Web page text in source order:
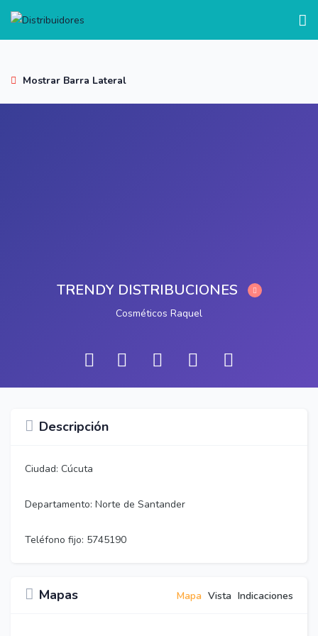
test
Mostrar Barra Lateral
TRENDY DISTRIBUCIONES
Cosméticos Raquel
Descripción
Ciudad: Cúcuta
Departamento: Norte de Santander
Teléfono fijo: 5745190
Mapas Mapa Vista Indicaciones